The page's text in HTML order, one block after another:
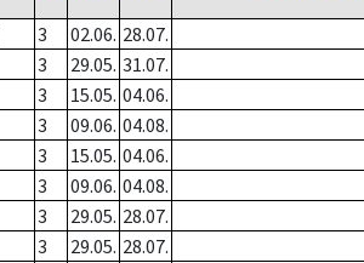
3 02.06. 28.07.
3 29.05. 31.07.
3 15.05. 04.06.
3 09.06. 04.08.
3 15.05. 04.06.
3 09.06. 04.08.
3 29.05. 28.07.
3 29.05. 28.07.